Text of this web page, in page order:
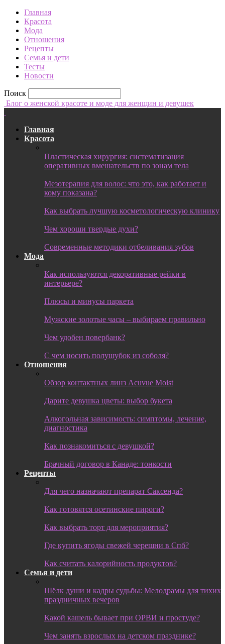
Главная
Красота
Мода
Отношения
Рецепты
Семья и дети
Тесты
Новости
Поиск
Блог о женской красоте и моде для женщин и девушек
Главная
Красота
Пластическая хирургия: систематизация
оперативных вмешательств по зонам тела
Мезотерапия для волос: что это, как работает и
кому показана?
Как выбрать лучшую косметологическую клинику
Чем хороши твердые духи?
Современные методики отбеливания зубов
Мода
Как используются декоративные рейки в
интерьере?
Плюсы и минусы паркета
Мужские золотые часы – выбираем правильно
Чем удобен повербанк?
С чем носить полушубок из соболя?
Отношения
Обзор контактных линз Acuvue Moist
Дарите девушка цветы: выбор букета
Алкогольная зависимость: симптомы, лечение,
диагностика
Как познакомиться с девушкой?
Брачный договор в Канаде: тонкости
Рецепты
Для чего назначают препарат Саксенда?
Как готовятся осетинские пироги?
Как выбрать торт для мероприятия?
Где купить ягоды свежей черешни в Спб?
Как считать калорийность продуктов?
Семья и дети
Шёлк души и кадры судьбы: Мелодрамы для тихих
праздничных вечеров
Какой кашель бывает при ОРВИ и простуде?
Чем занять взрослых на детском празднике?